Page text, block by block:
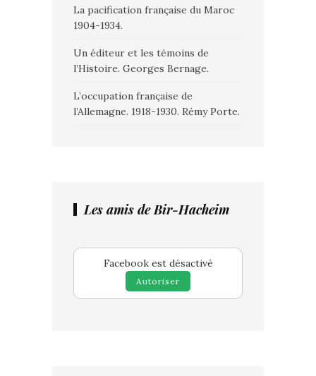
La pacification française du Maroc
1904-1934.
Un éditeur et les témoins de
l’Histoire. Georges Bernage.
L’occupation française de
l’Allemagne. 1918-1930. Rémy Porte.
Les amis de Bir-Hacheim
Facebook est désactivé
Autoriser